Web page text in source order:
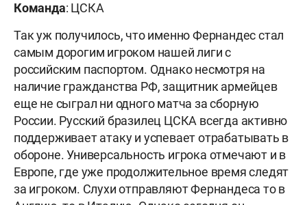
Команда: ЦСКА
Так уж получилось, что именно Фернандес стал
самым дорогим игроком нашей лиги с
российским паспортом. Однако несмотря на
наличие гражданства РФ, защитник армейцев
еще не сыграл ни одного матча за сборную
России. Русский бразилец ЦСКА всегда активно
поддерживает атаку и успевает отрабатывать в
обороне. Универсальность игрока отмечают и в
Европе, где уже продолжительное время следят
за игроком. Слухи отправляют Фернандеса то в